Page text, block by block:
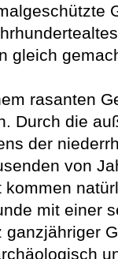
gleich
rasanten
Durch die
der
von
mit einer
ganzjähriger